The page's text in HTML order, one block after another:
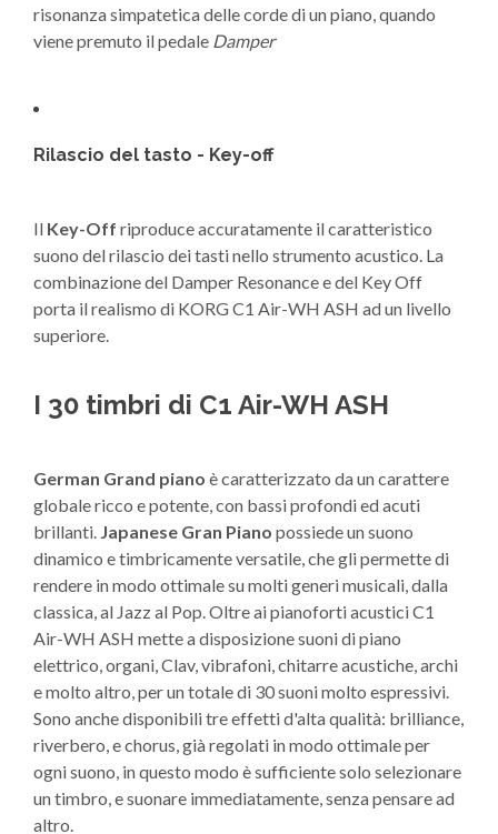
risonanza simpatetica delle corde di un piano, quando
viene premuto il pedale Damper
Rilascio del tasto - Key-off
Il Key-Off riproduce accuratamente il caratteristico
suono del rilascio dei tasti nello strumento acustico. La
combinazione del Damper Resonance e del Key Off
porta il realismo di KORG C1 Air-WH ASH ad un livello
superiore.
I 30 timbri di C1 Air-WH ASH
German Grand piano è caratterizzato da un carattere
globale ricco e potente, con bassi profondi ed acuti
brillanti. Japanese Gran Piano possiede un suono
dinamico e timbricamente versatile, che gli permette di
rendere in modo ottimale su molti generi musicali, dalla
classica, al Jazz al Pop. Oltre ai pianoforti acustici C1
Air-WH ASH mette a disposizione suoni di piano
elettrico, organi, Clav, vibrafoni, chitarre acustiche, archi
e molto altro, per un totale di 30 suoni molto espressivi.
Sono anche disponibili tre effetti d'alta qualità: brilliance,
riverbero, e chorus, già regolati in modo ottimale per
ogni suono, in questo modo è sufficiente solo selezionare
un timbro, e suonare immediatamente, senza pensare ad
altro.